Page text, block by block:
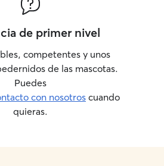
de primer nivel
competentes y unos
de las mascotas.
Puedes
con nosotros cuando
quieras.